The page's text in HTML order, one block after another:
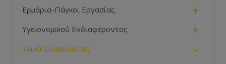
Ερμάρια-Πάγκοι Εργασίας +
Υγειονομικού Ενδιαφέροντος +
Υλικά Συσκευασίας -